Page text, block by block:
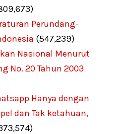
Perundang-
(547,239)
Nasional Menurut
No. 20 Tahun 2003
Hanya dengan
dan Tak ketahuan,